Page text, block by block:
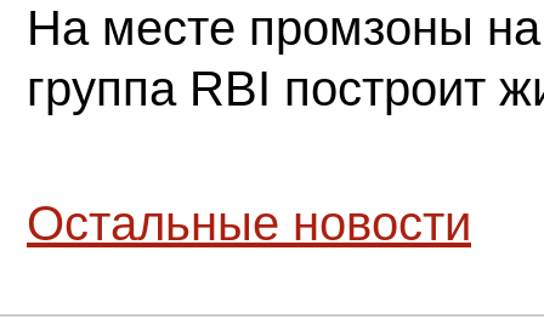
На месте промзоны
группа RBI построит
Остальные новости